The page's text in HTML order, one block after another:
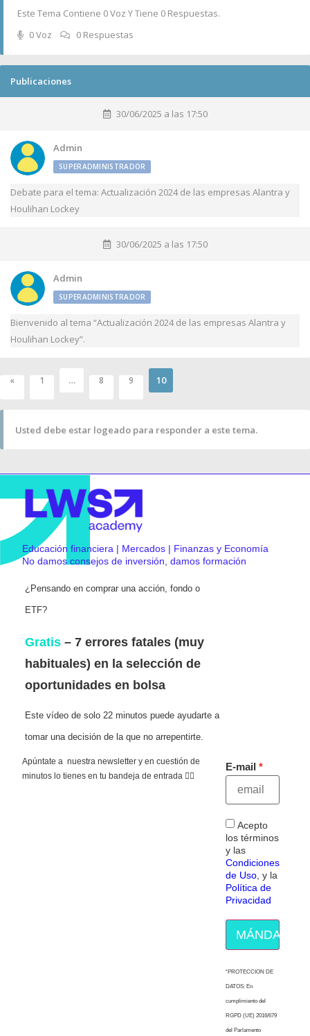
Este Tema Contiene 0 Voz Y Tiene 0 Respuestas.
0 Voz
0 Respuestas
Publicaciones
30/06/2025 a las 17:50
Admin
SUPERADMINISTRADOR
Debate para el tema: Actualización 2024 de las empresas Alantra y
Houlihan Lockey
30/06/2025 a las 17:50
Admin
SUPERADMINISTRADOR
Bienvenido al tema “Actualización 2024 de las empresas Alantra y
Houlihan Lockey”.
« 1 … 8 9 10
Usted debe estar logeado para responder a este tema.
Educación financiera | Mercados | Finanzas y Economía
No damos consejos de inversión, damos formación
¿Pensando en comprar una acción, fondo o
ETF?
Gratis – 7 errores fatales (muy
habituales) en la selección de
oportunidades en bolsa
Este vídeo de solo 22 minutos puede ayudarte a
tomar una decisión de la que no arrepentirte.
Apúntate a nuestra newsletter y en cuestión de
minutos lo tienes en tu bandeja de entrada 👇🏻
E-mail
Acepto
los términos
y las
Condiciones
de Uso , y la
Política de
Privacidad
MÁNDAME
“PROTECCION DE
DATOS: En
cumplimiento del
RGPD (UE) 2016/679
del Parlamento